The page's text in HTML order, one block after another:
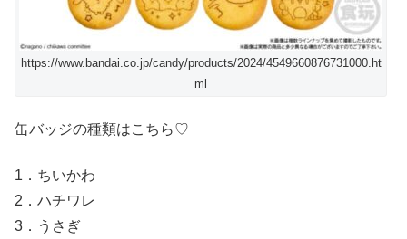
https://www.bandai.co.jp/candy/products/2024/4549660876731000.ht
ml
缶バッジの種類はこちら♡
1．ちいかわ
2．ハチワレ
3．うさぎ